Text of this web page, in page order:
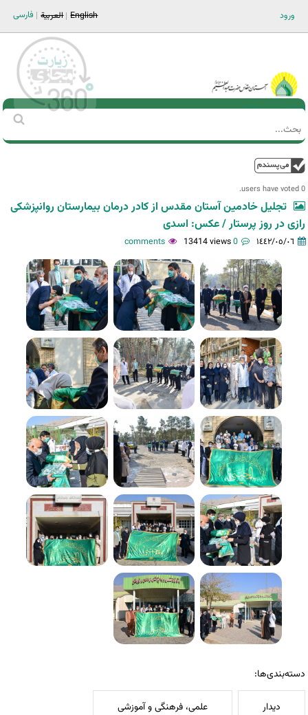
ورود فارسی العربية English
Main men-AR
استمارة
‏
0 users have voted.
تجلیل خادمین آستان مقدس از کادر درمان بیمارستان روانپزشکی
رازی در روز پرستار / عکس: اسدی
١٤٤٢/٠٥/٠٦ 0 comments
13414 views
دسته‌بندی‌ها:
دیدار علمی، فرهنگی و آموزشی